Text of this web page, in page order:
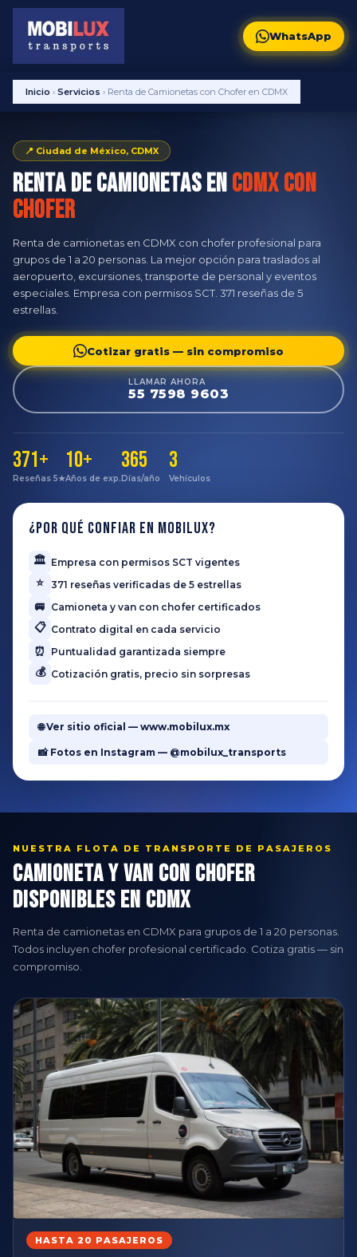
WhatsApp
Inicio › Servicios › Renta de Camionetas con Chofer en CDMX
📍 Ciudad de México, CDMX
Renta de Camionetas enCDMX con
Chofer
Renta de camionetas en CDMX con chofer profesional para
grupos de 1 a 20 personas. La mejor opción para traslados al
aeropuerto, excursiones, transporte de personal y eventos
especiales. Empresa con permisos SCT. 371 reseñas de 5
estrellas.
Cotizar gratis — sin compromiso
LLAMAR AHORA
55 7598 9603
371+
Reseñas 5★
10+
Años de exp.
365
Días/año
3
Vehículos
¿Por qué confiar en Mobilux?
🏛️ Empresa con permisos SCT vigentes
⭐ 371 reseñas verificadas de 5 estrellas
🚐 Camioneta y van con chofer certificados
📋 Contrato digital en cada servicio
⏰ Puntualidad garantizada siempre
💰 Cotización gratis, precio sin sorpresas
🌐 Ver sitio oficial — www.mobilux.mx
📸 Fotos en Instagram — @mobilux_transports
NUESTRA FLOTA DE TRANSPORTE DE PASAJEROS
Camioneta y Van con Chofer
Disponibles en CDMX
Renta de camionetas en CDMX para grupos de 1 a 20 personas.
Todos incluyen chofer profesional certificado. Cotiza gratis — sin
compromiso.
HASTA 20 PASAJEROS